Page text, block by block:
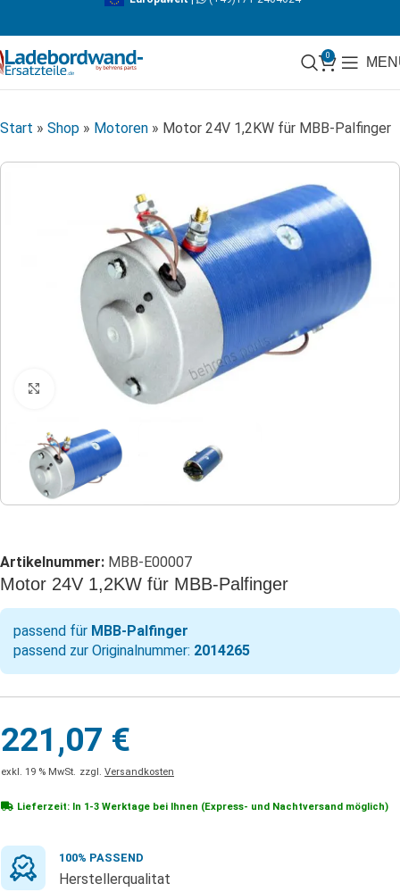
0
Start » Shop » Motoren » Motor 24V 1,2KW für MBB-Palfinger
Klicken zum Vergrößern
Artikelnummer: MBB-E00007
Motor 24V 1,2KW für MBB-Palfinger
passend für MBB-Palfinger
passend zur Originalnummer: 2014265
221,07 €
exkl. 19 % MwSt. zzgl. Versandkosten
Lieferzeit: In 1-3 Werktage bei Ihnen (Express- und Nachtversand möglich)
100% PASSEND
Herstellerqualitat